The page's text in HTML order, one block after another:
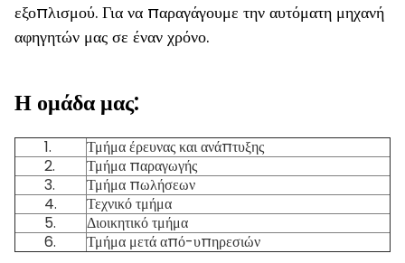
εξοπλισμού. Για να παραγάγουμε την αυτόματη μηχανή
αφηγητών μας σε έναν χρόνο.
Η ομάδα μας:
1.
Τμήμα έρευνας και ανάπτυξης
2.
Τμήμα παραγωγής
3.
Τμήμα πωλήσεων
4.
Τεχνικό τμήμα
5.
Διοικητικό τμήμα
6.
Τμήμα μετά από-υπηρεσιών